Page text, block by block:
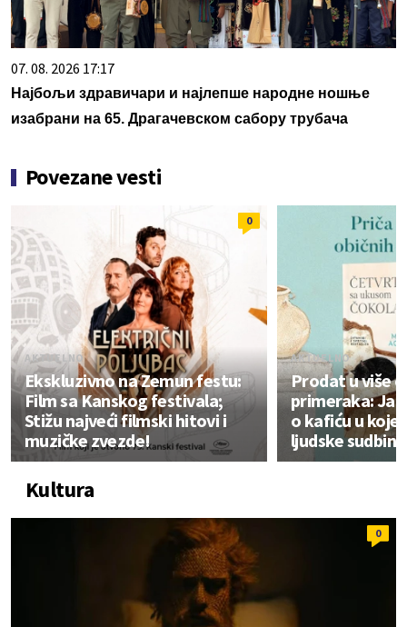
07. 08. 2026 17:17
Најбољи здравичари и најлепше народне ношње
изабрани на 65. Драгачевском сабору трубача
Povezane vesti
0
AKTUELNO
Ekskluzivno na Zemun festu:
Film sa Kanskog festivala;
Stižu najveći filmski hitovi i
muzičke zvezde!
AKTUELNO
Prodat u više
primeraka:
o kafiću u
ljudske sudbine
Kultura
0